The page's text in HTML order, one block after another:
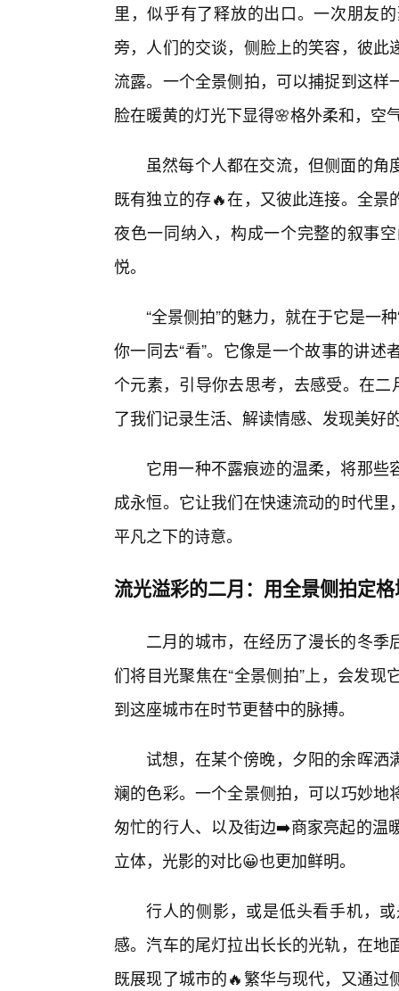
里，似乎有了释放的出口。一次朋友
旁，人们的交谈，侧脸上的笑容，彼
流露。一个全景侧拍，可以捕捉到这
脸在暖黄的灯光下显得🌸格外柔和，空
虽然每个人都在交流，但侧面的
既有独立的存🔥在，又彼此连接。全
夜色一同纳入，构成一个完整的叙事
悦。
“全景侧拍”的魅力，就在于它是一
你一同去“看”。它像是一个故事的讲
个元素，引导你去思考，去感受。在
了我们记录生活、解读情感、发现美好
它用一种不露痕迹的温柔，将那
成永恒。它让我们在快速流动的时代
平凡之下的诗意。
流光溢彩的二月：用全景侧拍定
二月的城市，在经历了漫长的冬
们将目光聚焦在“全景侧拍”上，会发
到这座城市在时节更替中的脉搏。
试想，在某个傍晚，夕阳的余晖洒
斓的色彩。一个全景侧拍，可以巧妙
匆忙的行人、以及街边➡️商家亮起的温
立体，光影的对比😀也更加鲜明。
行人的侧影，或是低头看手机，
感。汽车的尾灯拉出长长的光轨，在
既展现了城市的🔥繁华与现代，又通